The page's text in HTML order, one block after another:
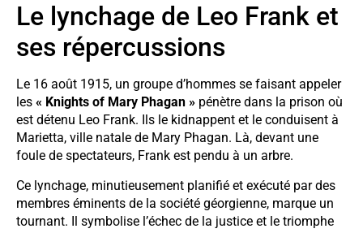
Le lynchage de Leo Frank et
ses répercussions
Le 16 août 1915, un groupe d’hommes se faisant appeler
les « Knights of Mary Phagan » pénètre dans la prison où
est détenu Leo Frank. Ils le kidnappent et le conduisent à
Marietta, ville natale de Mary Phagan. Là, devant une
foule de spectateurs, Frank est pendu à un arbre.
Ce lynchage, minutieusement planifié et exécuté par des
membres éminents de la société géorgienne, marque un
tournant. Il symbolise l’échec de la justice et le triomphe